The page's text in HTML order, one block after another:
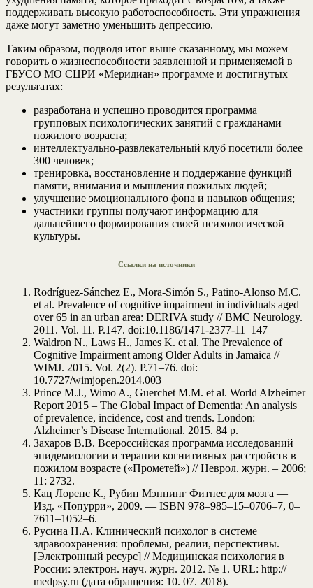
поддерживать высокую работоспособность. Эти упражнения
даже могут заметно уменьшить депрессию.
Таким образом, подводя итог выше сказанному, мы можем
говорить о жизнеспособности заявленной и применяемой в
ГБУСО МО СЦРИ «Меридиан» программе и достигнутых
результатах:
разработана и успешно проводится программа
групповых психологических занятий с гражданами
пожилого возраста;
интеллектуально-развлекательный клуб посетили более
300 человек;
тренировка, восстановление и поддержание функций
памяти, внимания и мышления пожилых людей;
улучшение эмоционального фона и навыков общения;
участники группы получают информацию для
дальнейшего формирования своей психологической
культуры.
Ссылки на источники
Rodríguez-Sánchez E., Mora-Simón S., Patino-Alonso M.C.
et al. Prevalence of cognitive impairment in individuals aged
over 65 in an urban area: DERIVA study // BMC Neurology.
2011. Vol. 11. Р.147. doi:10.1186/1471-2377-11–147
Waldron N., Laws H., James K. et al. The Prevalence of
Cognitive Impairment among Older Adults in Jamaica //
WIMJ. 2015. Vol. 2(2). P.71–76. doi:
10.7727/wimjopen.2014.003
Prince M.J., Wimo A., Guerchet M.M. et al. World Alzheimer
Report 2015 – The Global Impact of Dementia: An analysis
of prevalence, incidence, cost and trends. London:
Alzheimer’s Disease International. 2015. 84 p.
Захаров В.В. Всероссийская программа исследований
эпидемиологии и терапии когнитивных расстройств в
пожилом возрасте («Прометей») // Неврол. журн. – 2006;
11: 2732.
Кац Лоренс К., Рубин Мэннинг Фитнес для мозга —
Изд. «Попурри», 2009. — ISBN 978–985–15–0706–7, 0–
7611–1052–6.
Русина Н.А. Клинический психолог в системе
здравоохранения: проблемы, реалии, перспективы.
[Электронный ресурс] // Медицинская психология в
России: электрон. науч. журн. 2012. № 1. URL: http://
medpsy.ru (дата обращения: 10. 07. 2018).